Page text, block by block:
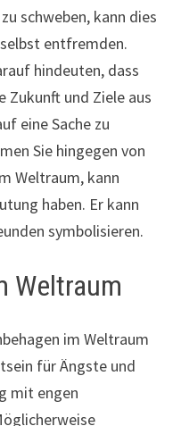
schweben, kann dies
entfremden.
hindeuten, dass
Zukunft und Ziele aus
eine Sache zu
Sie hingegen von
Weltraum, kann
haben. Er kann
symbolisieren.
Weltraum
im Weltraum
für Ängste und
mit engen